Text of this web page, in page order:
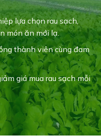
lựa chọn rau sạch,
món ăn mới lạ.
thành viên cùng đam
giá mua rau sạch mỗi